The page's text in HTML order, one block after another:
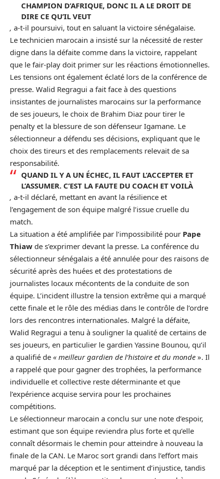
CHAMPION D’AFRIQUE, DONC IL A LE DROIT DE
DIRE CE QU’IL VEUT
, a-t-il poursuivi, tout en saluant la victoire sénégalaise.
Le technicien marocain a insisté sur la nécessité de rester
digne dans la défaite comme dans la victoire, rappelant
que le fair-play doit primer sur les réactions émotionnelles.
Les tensions ont également éclaté lors de la conférence de
presse. Walid Regragui a fait face à des questions
insistantes de journalistes marocains sur la performance
de ses joueurs, le choix de Brahim Diaz pour tirer le
penalty et la blessure de son défenseur Igamane. Le
sélectionneur a défendu ses décisions, expliquant que le
choix des tireurs et des remplacements relevait de sa
responsabilité.
QUAND IL Y A UN ÉCHEC, IL FAUT L’ACCEPTER ET
L’ASSUMER. C’EST LA FAUTE DU COACH ET VOILÀ
, a-t-il déclaré, mettant en avant la résilience et
l’engagement de son équipe malgré l’issue cruelle du
match.
La situation a été amplifiée par l’impossibilité pour Pape
Thiaw de s’exprimer devant la presse. La conférence du
sélectionneur sénégalais a été annulée pour des raisons de
sécurité après des huées et des protestations de
journalistes locaux mécontents de la conduite de son
équipe. L’incident illustre la tension extrême qui a marqué
cette finale et le rôle des médias dans le contrôle de l’ordre
lors des rencontres internationales. Malgré la défaite,
Walid Regragui a tenu à souligner la qualité de certains de
ses joueurs, en particulier le gardien Yassine Bounou, qu’il
a qualifié de « meilleur gardien de l’histoire et du monde ». Il
a rappelé que pour gagner des trophées, la performance
individuelle et collective reste déterminante et que
l’expérience acquise servira pour les prochaines
compétitions.
Le sélectionneur marocain a conclu sur une note d’espoir,
estimant que son équipe reviendra plus forte et qu’elle
connaît désormais le chemin pour atteindre à nouveau la
finale de la CAN. Le Maroc sort grandi dans l’effort mais
marqué par la déception et le sentiment d’injustice, tandis